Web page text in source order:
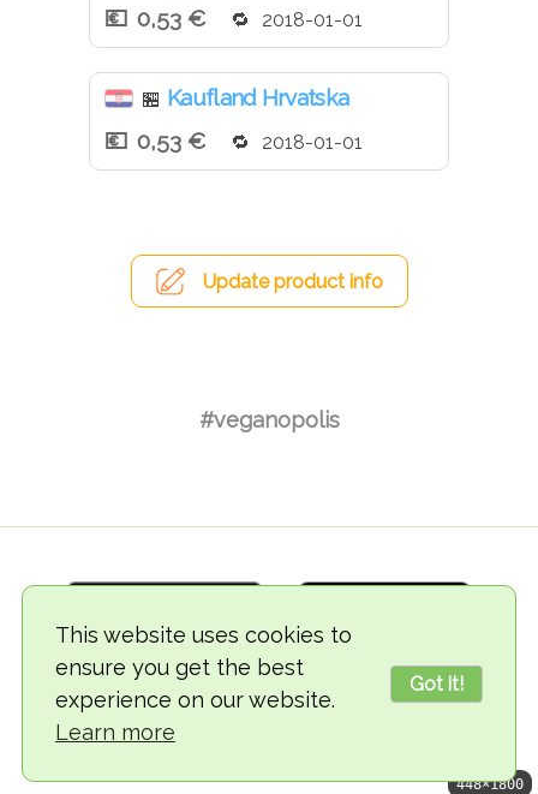
This website uses cookies to
ensure you get the best
experience on our website.
Learn more
Got it!
0,53 €
2018-01-01
🏪 Kaufland Hrvatska
0,53 €
2018-01-01
Update product info
#veganopolis
© 2018-2026 TheVegCat